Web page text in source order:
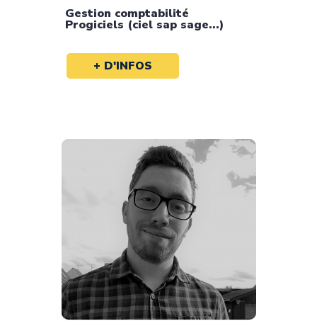
Gestion comptabilité
Progiciels (ciel sap sage...)
+ D'INFOS